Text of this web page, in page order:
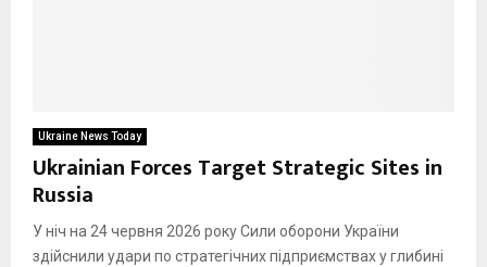
Ukraine News Today
Ukrainian Forces Target Strategic Sites in
Russia
У ніч на 24 червня 2026 року Сили оборони України
здійснили удари по стратегічних підприємствах у глибині